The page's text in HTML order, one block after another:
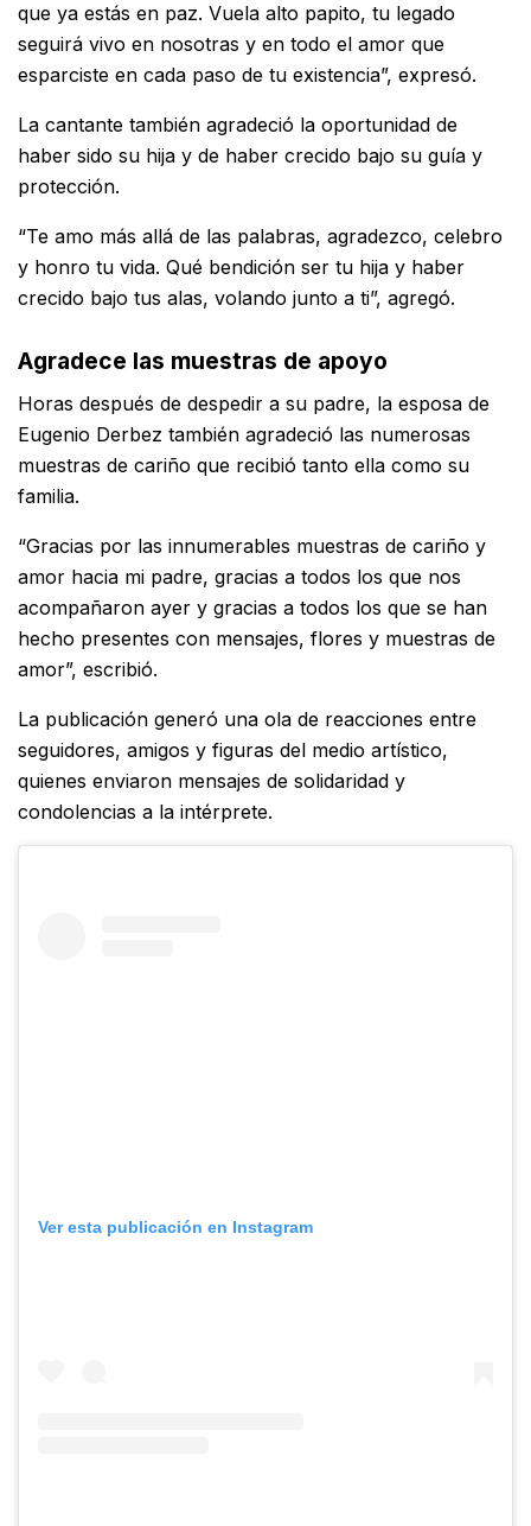
que ya estás en paz. Vuela alto papito, tu legado
seguirá vivo en nosotras y en todo el amor que
esparciste en cada paso de tu existencia”, expresó.
La cantante también agradeció la oportunidad de
haber sido su hija y de haber crecido bajo su guía y
protección.
“Te amo más allá de las palabras, agradezco, celebro
y honro tu vida. Qué bendición ser tu hija y haber
crecido bajo tus alas, volando junto a ti”, agregó.
Agradece las muestras de apoyo
Horas después de despedir a su padre, la esposa de
Eugenio Derbez también agradeció las numerosas
muestras de cariño que recibió tanto ella como su
familia.
“Gracias por las innumerables muestras de cariño y
amor hacia mi padre, gracias a todos los que nos
acompañaron ayer y gracias a todos los que se han
hecho presentes con mensajes, flores y muestras de
amor”, escribió.
La publicación generó una ola de reacciones entre
seguidores, amigos y figuras del medio artístico,
quienes enviaron mensajes de solidaridad y
condolencias a la intérprete.
Ver esta publicación en Instagram